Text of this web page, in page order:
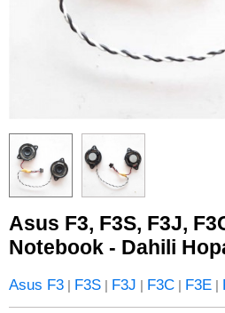
Asus F3, F3S, F3J,
Notebook - Dahili
Asus F3 | F3S | F3J | F3C | F3E |